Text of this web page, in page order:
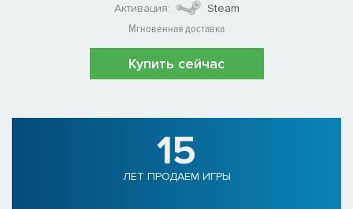
Активация:
Steam
Мгновенная доставка
Купить сейчас
15
ЛЕТ ПРОДАЕМ ИГРЫ